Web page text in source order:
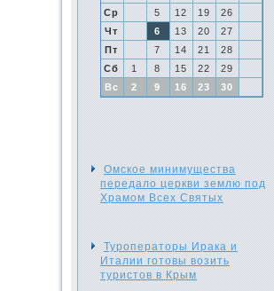
Ср
5 12 19
26
Чт
6 13 20
27
Пт
7 14 21
28
Сб
1 8 15 22
29
Вс
2 9 16 23 30
Омское минимущества
передало церкви землю под
Храмом Всех Святых
Туроператоры Ирака и
Италии готовы возить
туристов в Крым